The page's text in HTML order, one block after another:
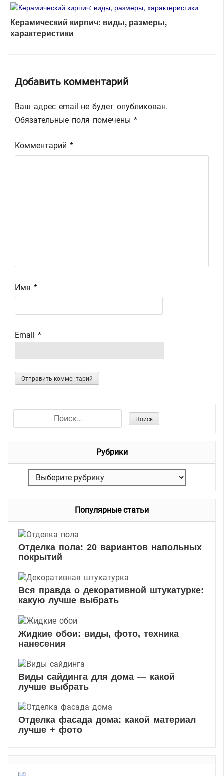
Керамический кирпич: виды, размеры,
характеристики
Добавить комментарий
Ваш адрес email не будет опубликован.
Обязательные поля помечены *
Комментарий *
Имя *
Email *
а
Рубрики
Популярные статьи
Отделка пола: 20 вариантов напольных
покрытий
Вся правда о декоративной штукатурке:
какую лучше выбрать
Жидкие обои: виды, фото, техника
нанесения
Виды сайдинга для дома — какой
лучше выбрать
Отделка фасада дома: какой материал
лучше + фото